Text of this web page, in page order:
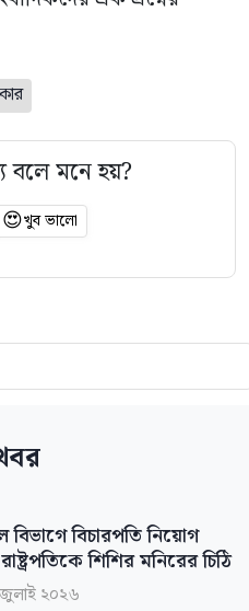
বলে মনে হয়?
😍খুব ভালো
বিচারপতি নিয়োগ
শিশির মনিরের চিঠি
২০২৬